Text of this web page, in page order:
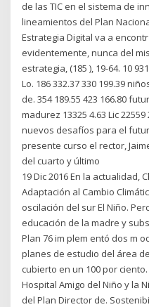
de las TIC en el sistema de
lineamientos del Plan
Estrategia Digital va a
evidentemente, nunca del
estrategia, (185 ), 19-64. 10
Lo. 186 332.37 330 199.39
de. 354 189.55 423 166.80
madurez 13325 4.63 Lic
nuevos desafíos para el
presente curso el rector,
del cuarto y último
19 Dic 2016 En la actualidad,
Adaptación al Cambio
oscilación del sur El Niño.
educación de la madre y
Plan 76 im plem entó dos m
planes de estudio del área
cubierto en un 100 por
Hospital Amigo del Niño y la
del Plan Director de.